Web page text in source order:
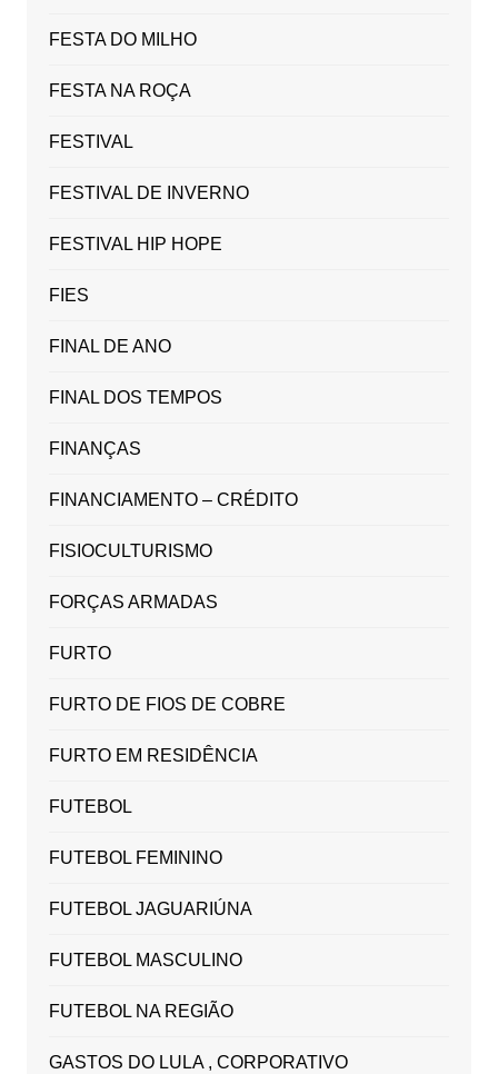
FESTA DO MILHO
FESTA NA ROÇA
FESTIVAL
FESTIVAL DE INVERNO
FESTIVAL HIP HOPE
FIES
FINAL DE ANO
FINAL DOS TEMPOS
FINANÇAS
FINANCIAMENTO – CRÉDITO
FISIOCULTURISMO
FORÇAS ARMADAS
FURTO
FURTO DE FIOS DE COBRE
FURTO EM RESIDÊNCIA
FUTEBOL
FUTEBOL FEMININO
FUTEBOL JAGUARIÚNA
FUTEBOL MASCULINO
FUTEBOL NA REGIÃO
GASTOS DO LULA , CORPORATIVO